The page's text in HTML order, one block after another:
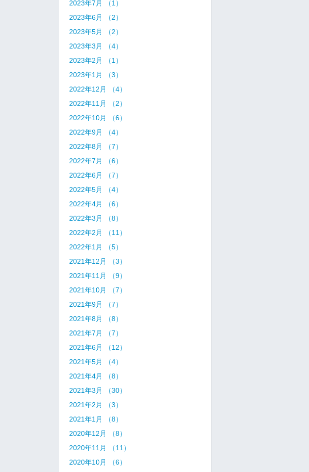
2023年7月 （1）
2023年6月 （2）
2023年5月 （2）
2023年3月 （4）
2023年2月 （1）
2023年1月 （3）
2022年12月 （4）
2022年11月 （2）
2022年10月 （6）
2022年9月 （4）
2022年8月 （7）
2022年7月 （6）
2022年6月 （7）
2022年5月 （4）
2022年4月 （6）
2022年3月 （8）
2022年2月 （11）
2022年1月 （5）
2021年12月 （3）
2021年11月 （9）
2021年10月 （7）
2021年9月 （7）
2021年8月 （8）
2021年7月 （7）
2021年6月 （12）
2021年5月 （4）
2021年4月 （8）
2021年3月 （30）
2021年2月 （3）
2021年1月 （8）
2020年12月 （8）
2020年11月 （11）
2020年10月 （6）